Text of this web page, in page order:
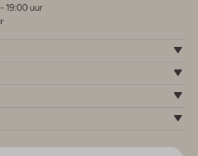
19:00 uur